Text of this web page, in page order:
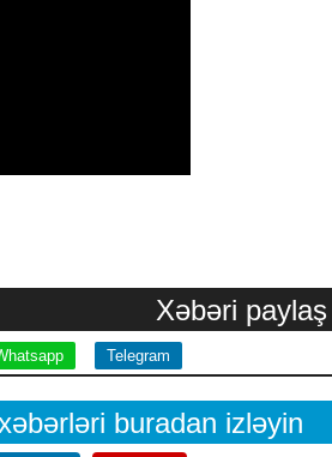
Xəbəri paylaş
Telegram
buradan izləyin